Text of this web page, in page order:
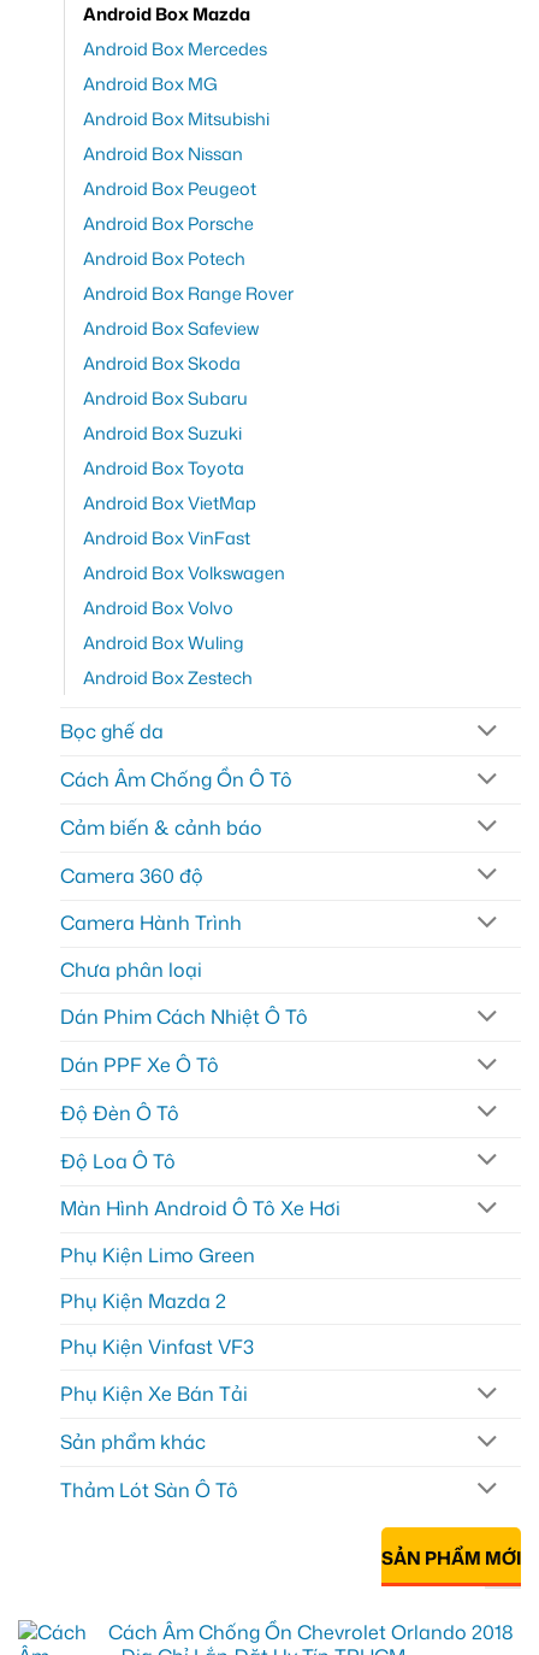
Android Box Mazda
Android Box Mercedes
Android Box MG
Android Box Mitsubishi
Android Box Nissan
Android Box Peugeot
Android Box Porsche
Android Box Potech
Android Box Range Rover
Android Box Safeview
Android Box Skoda
Android Box Subaru
Android Box Suzuki
Android Box Toyota
Android Box VietMap
Android Box VinFast
Android Box Volkswagen
Android Box Volvo
Android Box Wuling
Android Box Zestech
Bọc ghế da
Cách Âm Chống Ồn Ô Tô
Cảm biến & cảnh báo
Camera 360 độ
Camera Hành Trình
Chưa phân loại
Dán Phim Cách Nhiệt Ô Tô
Dán PPF Xe Ô Tô
Độ Đèn Ô Tô
Độ Loa Ô Tô
Màn Hình Android Ô Tô Xe Hơi
Phụ Kiện Limo Green
Phụ Kiện Mazda 2
Phụ Kiện Vinfast VF3
Phụ Kiện Xe Bán Tải
Sản phẩm khác
Thảm Lót Sàn Ô Tô
SẢN PHẨM MỚI
Cách Âm Chống Ồn Chevrolet Orlando 2018